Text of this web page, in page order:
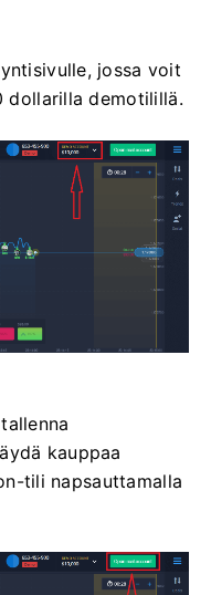
jossa voit
dollarilla demotilillä.
kauppaa
tili napsauttamalla